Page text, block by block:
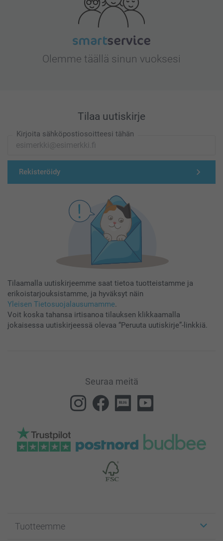
Olemme täällä sinun vuoksesi
Tilaa uutiskirje
Kirjoita sähköpostiosoitteesi tähän
Rekisteröidy
Tilaamalla uutiskirjeemme saat tietoa tuotteistamme ja
erikoistarjouksistamme, ja hyväksyt näin
Yleisen Tietosuojalausumamme.
Voit koska tahansa irtisanoa tilauksen klikkaamalla
jokaisessa uutiskirjeessä olevaa “Peruuta uutiskirje”-linkkiä.
Seuraa meitä
Tuotteemme